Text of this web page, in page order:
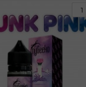
1
30 avis